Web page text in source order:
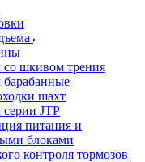
шкивом трения
шахт
JTP
питания и
блоками
контроля тормозов